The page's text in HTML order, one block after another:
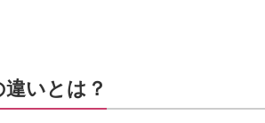
いとは？